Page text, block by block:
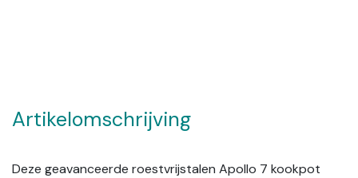
Artikelomschrijving
Deze geavanceerde roestvrijstalen Apollo 7 kookpot